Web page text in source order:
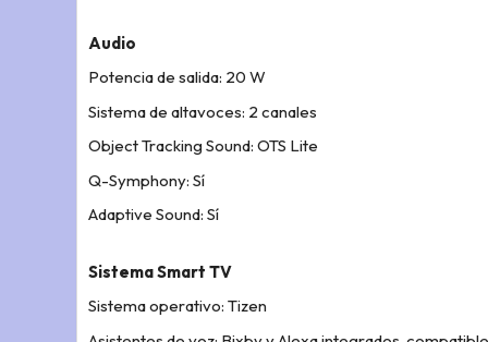
Audio
Potencia de salida: 20 W
Sistema de altavoces: 2 canales
Object Tracking Sound: OTS Lite
Q-Symphony: Sí
Adaptive Sound: Sí
Sistema Smart TV
Sistema operativo: Tizen